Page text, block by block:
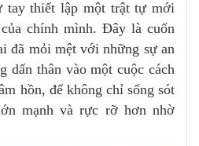
tay thiết lập một trật tự mới
chính mình. Đây là cuốn
đã mỏi mệt với những sự an
dấn thân vào một cuộc cách
hồn, để không chỉ sống sót
mạnh và rực rỡ hơn nhờ